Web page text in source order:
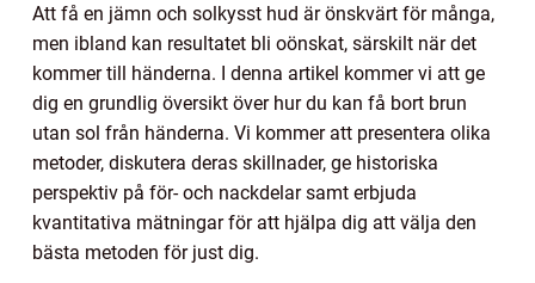
Att få en jämn och solkysst hud är önskvärt för många,
men ibland kan resultatet bli oönskat, särskilt när det
kommer till händerna. I denna artikel kommer vi att ge
dig en grundlig översikt över hur du kan få bort brun
utan sol från händerna. Vi kommer att presentera olika
metoder, diskutera deras skillnader, ge historiska
perspektiv på för- och nackdelar samt erbjuda
kvantitativa mätningar för att hjälpa dig att välja den
bästa metoden för just dig.